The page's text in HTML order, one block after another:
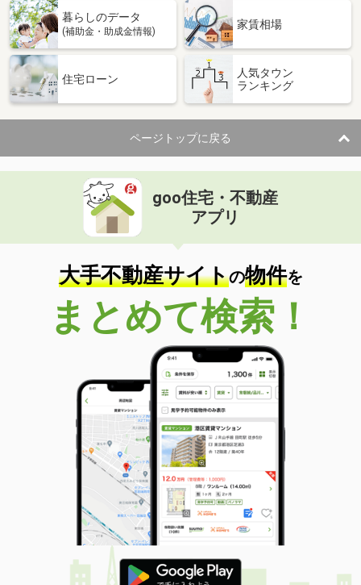
暮らしのデータ
(補助金・助成金情報)
家賃相場
住宅ローン
人気タウン
ランキング
ページトップに戻る
goo住宅・不動産
アプリ
大手不動産サイトの物件を
まとめて検索！